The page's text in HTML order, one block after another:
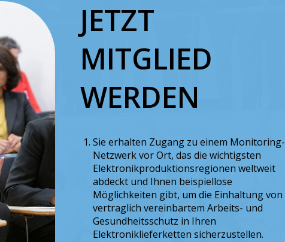
JETZT
MITGLIED
WERDEN
Sie erhalten Zugang zu einem Monitoring-
Netzwerk vor Ort, das die wichtigsten
Elektronikproduktionsregionen weltweit
abdeckt und Ihnen beispiellose
Möglichkeiten gibt, um die Einhaltung von
vertraglich vereinbartem Arbeits- und
Gesundheitsschutz in Ihren
Elektroniklieferketten sicherzustellen.